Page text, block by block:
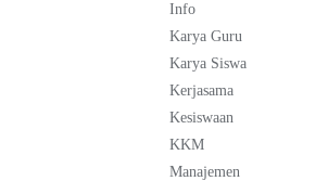
Info
Karya Guru
Karya Siswa
Kerjasama
Kesiswaan
KKM
Manajemen